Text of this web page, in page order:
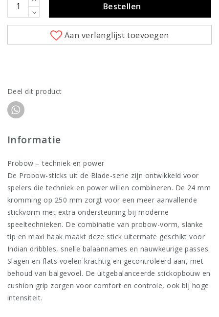
Bestellen
Aan verlanglijst toevoegen
Deel dit product
Informatie
Probow – techniek en power
De Probow-sticks uit de Blade-serie zijn ontwikkeld voor
spelers die techniek en power willen combineren. De 24 mm
kromming op 250 mm zorgt voor een meer aanvallende
stickvorm met extra ondersteuning bij moderne
speeltechnieken. De combinatie van probow-vorm, slanke
tip en maxi haak maakt deze stick uitermate geschikt voor
Indian dribbles, snelle balaannames en nauwkeurige passes.
Slagen en flats voelen krachtig en gecontroleerd aan, met
behoud van balgevoel. De uitgebalanceerde stickopbouw en
cushion grip zorgen voor comfort en controle, ook bij hoge
intensiteit.